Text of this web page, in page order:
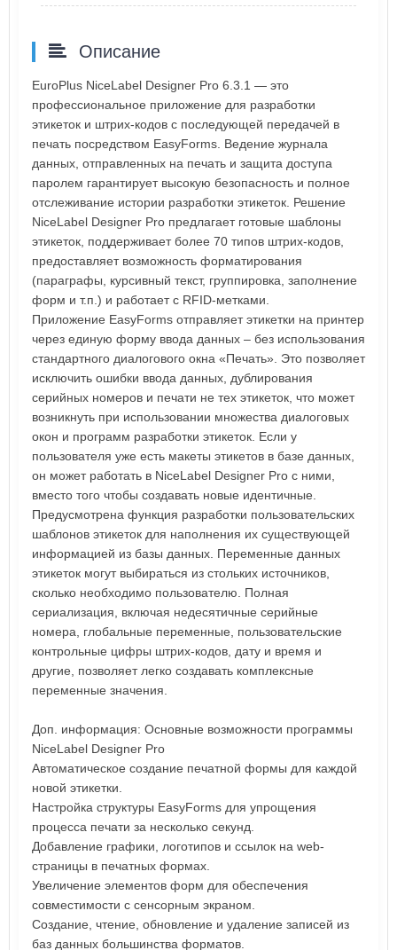
Описание
EuroPlus NiceLabel Designer Pro 6.3.1 — это
профессиональное приложение для разработки
этикеток и штрих-кодов с последующей передачей в
печать посредством EasyForms. Ведение журнала
данных, отправленных на печать и защита доступа
паролем гарантирует высокую безопасность и полное
отслеживание истории разработки этикеток. Решение
NiceLabel Designer Pro предлагает готовые шаблоны
этикеток, поддерживает более 70 типов штрих-кодов,
предоставляет возможность форматирования
(параграфы, курсивный текст, группировка, заполнение
форм и т.п.) и работает с RFID-метками.
Приложение EasyForms отправляет этикетки на принтер
через единую форму ввода данных – без использования
стандартного диалогового окна «Печать». Это позволяет
исключить ошибки ввода данных, дублирования
серийных номеров и печати не тех этикеток, что может
возникнуть при использовании множества диалоговых
окон и программ разработки этикеток. Если у
пользователя уже есть макеты этикетов в базе данных,
он может работать в NiceLabel Designer Pro с ними,
вместо того чтобы создавать новые идентичные.
Предусмотрена функция разработки пользовательских
шаблонов этикеток для наполнения их существующей
информацией из базы данных. Переменные данных
этикеток могут выбираться из стольких источников,
сколько необходимо пользователю. Полная
сериализация, включая недесятичные серийные
номера, глобальные переменные, пользовательские
контрольные цифры штрих-кодов, дату и время и
другие, позволяет легко создавать комплексные
переменные значения.
Доп. информация: Основные возможности программы
NiceLabel Designer Pro
Автоматическое создание печатной формы для каждой
новой этикетки.
Настройка структуры EasyForms для упрощения
процесса печати за несколько секунд.
Добавление графики, логотипов и ссылок на web-
страницы в печатных формах.
Увеличение элементов форм для обеспечения
совместимости с сенсорным экраном.
Создание, чтение, обновление и удаление записей из
баз данных большинства форматов.